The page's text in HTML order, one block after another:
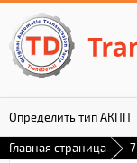
Определить тип АКПП
Гарантия
Главная страница